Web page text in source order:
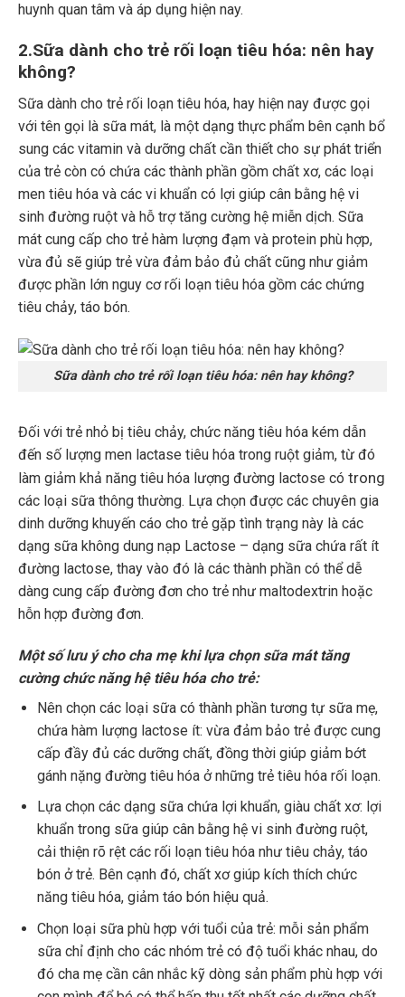
huynh quan tâm và áp dụng hiện nay.
2.Sữa dành cho trẻ rối loạn tiêu hóa: nên hay
không?
Sữa dành cho trẻ rối loạn tiêu hóa, hay hiện nay được gọi
với tên gọi là sữa mát, là một dạng thực phẩm bên cạnh bổ
sung các vitamin và dưỡng chất cần thiết cho sự phát triển
của trẻ còn có chứa các thành phần gồm chất xơ, các loại
men tiêu hóa và các vi khuẩn có lợi giúp cân bằng hệ vi
sinh đường ruột và hỗ trợ tăng cường hệ miễn dịch. Sữa
mát cung cấp cho trẻ hàm lượng đạm và protein phù hợp,
vừa đủ sẽ giúp trẻ vừa đảm bảo đủ chất cũng như giảm
được phần lớn nguy cơ rối loạn tiêu hóa gồm các chứng
tiêu chảy, táo bón.
Sữa dành cho trẻ rối loạn tiêu hóa: nên hay không?
Đối với trẻ nhỏ bị tiêu chảy, chức năng tiêu hóa kém dẫn
đến số lượng men lactase tiêu hóa trong ruột giảm, từ đó
làm giảm khả năng tiêu hóa lượng đường lactose có trong
các loại sữa thông thường. Lựa chọn được các chuyên gia
dinh dưỡng khuyến cáo cho trẻ gặp tình trạng này là các
dạng sữa không dung nạp Lactose – dạng sữa chứa rất ít
đường lactose, thay vào đó là các thành phần có thể dễ
dàng cung cấp đường đơn cho trẻ như maltodextrin hoặc
hỗn hợp đường đơn.
Một số lưu ý cho cha mẹ khi lựa chọn sữa mát tăng
cường chức năng hệ tiêu hóa cho trẻ:
Nên chọn các loại sữa có thành phần tương tự sữa mẹ,
chứa hàm lượng lactose ít: vừa đảm bảo trẻ được cung
cấp đầy đủ các dưỡng chất, đồng thời giúp giảm bớt
gánh nặng đường tiêu hóa ở những trẻ tiêu hóa rối loạn.
Lựa chọn các dạng sữa chứa lợi khuẩn, giàu chất xơ: lợi
khuẩn trong sữa giúp cân bằng hệ vi sinh đường ruột,
cải thiện rõ rệt các rối loạn tiêu hóa như tiêu chảy, táo
bón ở trẻ. Bên cạnh đó, chất xơ giúp kích thích chức
năng tiêu hóa, giảm táo bón hiệu quả.
Chọn loại sữa phù hợp với tuổi của trẻ: mỗi sản phẩm
sữa chỉ định cho các nhóm trẻ có độ tuổi khác nhau, do
đó cha mẹ cần cân nhắc kỹ dòng sản phẩm phù hợp với